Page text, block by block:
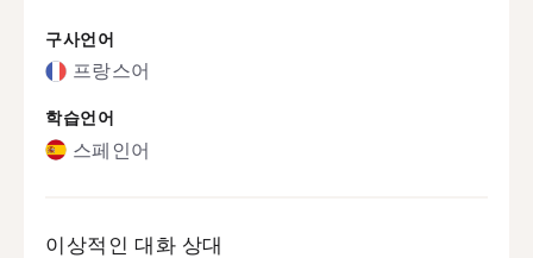
구사언어
프랑스어
학습언어
스페인어
이상적인 대화 상대